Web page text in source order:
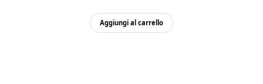
Aggiungi al carrello